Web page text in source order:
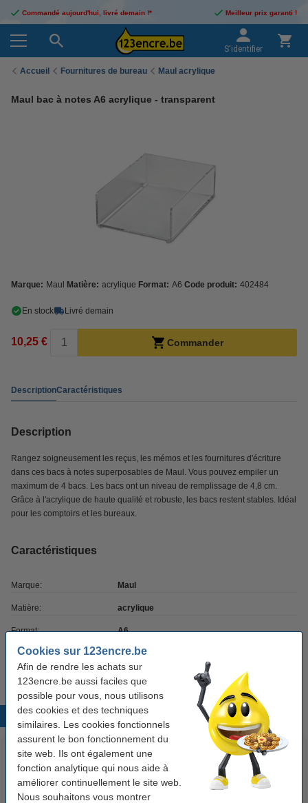
Cookies sur 123encre.be
Afin de rendre les achats sur
123encre.be aussi faciles que
possible pour vous, nous utilisons
des cookies et des techniques
similaires. Les cookies fonctionnels
assurent le bon fonctionnement du
site web. Ils ont également une
fonction analytique qui nous aide à
améliorer continuellement le site web.
Nous souhaitons vous montrer
Commandé aujourd'hui, livré demain !* Meilleur prix garanti !
S'identifier
Accueil Fournitures de bureau Maul acrylique
Maul bac à notes A6 acrylique - transparent
Marque: Maul Matière: acrylique Format: A6 Code produit: 402484
En stock Livré demain
10,25 € Commander
DescriptionCaractéristiques
Description
Rangez soigneusement les reçus, les mémos et les fournitures d'écriture
dans ces bacs à notes superposables de Maul. Vous pouvez empiler un
maximum de 4 bacs. Les bacs ont un niveau de remplissage de 4,8 cm.
Grâce à l'acrylique de haute qualité et robuste, les bacs restent stables. Idéal
pour les comptoirs et les bureaux.
Caractéristiques
Marque: Maul
Matière: acrylique
Format: A6
Code produit: 402484
Produits populaires